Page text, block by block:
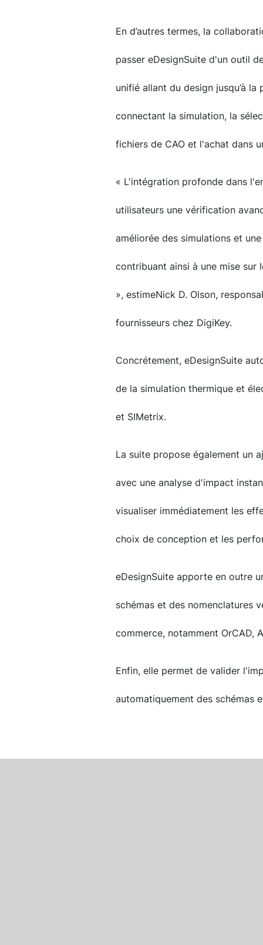
En d’autres termes, la
passer eDesignSuite d'un outil
unifié allant du design jusqu’à la
connectant la simulation, la
fichiers de CAO et l'achat dans
« L'intégration profonde dans
utilisateurs une vérification
améliorée des simulations et
contribuant ainsi à une mise sur
», estimeNick D. Olson,
fournisseurs chez DigiKey.
Concrétement, eDesignSuite
de la simulation thermique et
et SIMetrix.
La suite propose également un
avec une analyse d'impact
visualiser immédiatement les
choix de conception et les
eDesignSuite apporte en outre
schémas et des nomenclatures
commerce, notamment OrCAD,
Enfin, elle permet de valider
automatiquement des schémas